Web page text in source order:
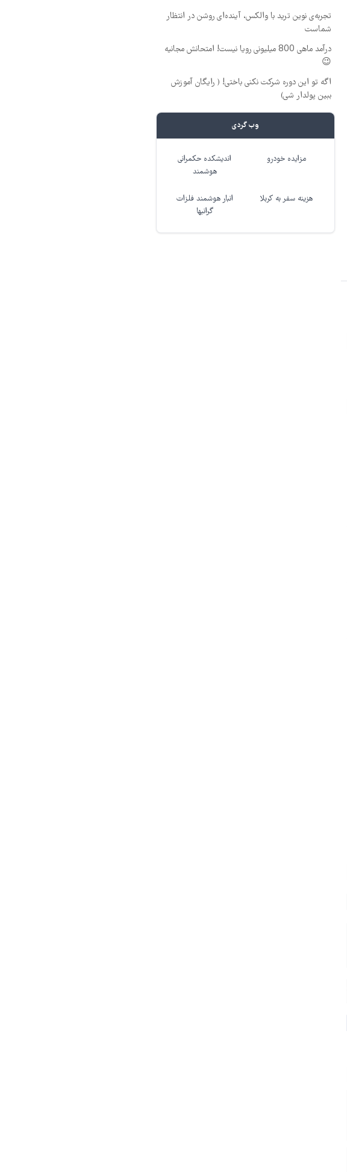
تجربه‌ی نوین ترید با والکس، آینده‌ای روشن در انتظار
شماست
درآمد ماهی 800 میلیونی رویا نیست! امتحانش مجانیه
😉
اگه تو این دوره شرکت نکنی باختی! ( رایگان آموزش
ببین پولدار شی)
وب گردی
مزایده خودرو
اندیشکده حکمرانی
هوشمند
هزینه سفر به کربلا
انبار هوشمند فلزات
گرانبها